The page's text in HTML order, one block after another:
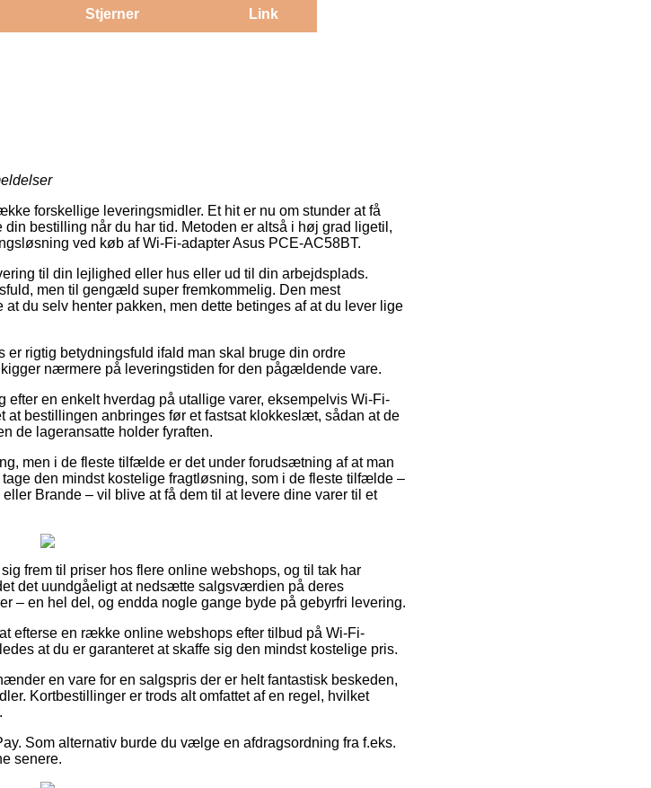
Stjerner Link
forskellige leveringsmidler. Et hit er nu om stunder at få
bestilling når du har tid. Metoden er altså i høj grad ligetil,
ved køb af Wi-Fi-adapter Asus PCE-AC58BT.
til din lejlighed eller hus eller ud til din arbejdsplads.
men til gengæld super fremkommelig. Den mest
du selv henter pakken, men dette betinges af at du lever lige
rigtig betydningsfuld ifald man skal bruge din ordre
nærmere på leveringstiden for den pågældende vare.
en enkelt hverdag på utallige varer, eksempelvis Wi-Fi-
bestillingen anbringes før et fastsat klokkeslæt, sådan at de
de lageransatte holder fyraften.
men i de fleste tilfælde er det under forudsætning af at man
den mindst kostelige fragtløsning, som i de fleste tilfælde –
Brande – vil blive at få dem til at levere dine varer til et
frem til priser hos flere online webshops, og til tak har
det uundgåeligt at nedsætte salgsværdien på deres
– en hel del, og endda nogle gange byde på gebyrfri levering.
efterse en række online webshops efter tilbud på Wi-Fi-
at du er garanteret at skaffe sig den mindst kostelige pris.
en vare for en salgspris der er helt fantastisk beskeden,
Kortbestillinger er trods alt omfattet af en regel, hvilket
Som alternativ burde du vælge en afdragsordning fra f.eks.
senere.